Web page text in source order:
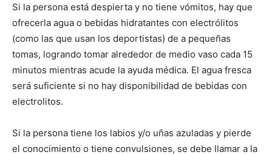
Si la persona está despierta y no tiene vómitos, hay que
ofrecerla agua o bebidas hidratantes con electrólitos
(como las que usan los deportistas) de a pequeñas
tomas, logrando tomar alrededor de medio vaso cada 15
minutos mientras acude la ayuda médica. El agua fresca
será suficiente si no hay disponibilidad de bebidas con
electrolitos.
Si la persona tiene los labios y/o uñas azuladas y pierde
el conocimiento o tiene convulsiones, se debe llamar a la